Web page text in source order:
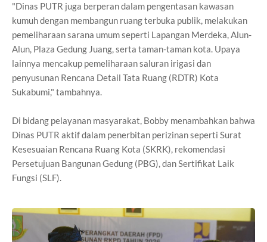
"Dinas PUTR juga berperan dalam pengentasan kawasan
kumuh dengan membangun ruang terbuka publik, melakukan
pemeliharaan sarana umum seperti Lapangan Merdeka, Alun-
Alun, Plaza Gedung Juang, serta taman-taman kota. Upaya
lainnya mencakup pemeliharaan saluran irigasi dan
penyusunan Rencana Detail Tata Ruang (RDTR) Kota
Sukabumi," tambahnya.
Di bidang pelayanan masyarakat, Bobby menambahkan bahwa
Dinas PUTR aktif dalam penerbitan perizinan seperti Surat
Kesesuaian Rencana Ruang Kota (SKRK), rekomendasi
Persetujuan Bangunan Gedung (PBG), dan Sertifikat Laik
Fungsi (SLF).